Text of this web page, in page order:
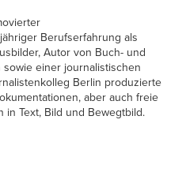
Berufserfahrung als
Autor von Buch- und
einer journalistischen
Berlin produzierte
aber auch freie
in Text, Bild und Bewegtbild.